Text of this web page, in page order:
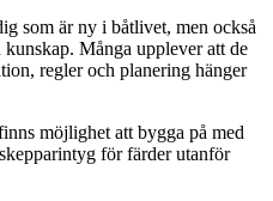
som är ny i båtlivet, men också
Många upplever att de
regler och planering hänger
möjlighet att bygga på med
för färder utanför